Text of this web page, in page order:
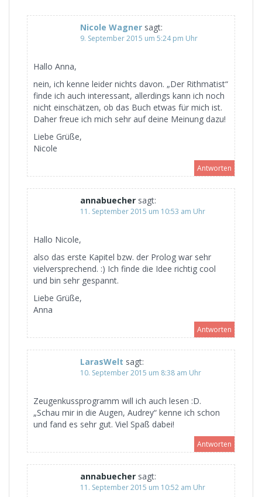
Nicole Wagner sagt:
9. September 2015 um 5:24 pm Uhr
Hallo Anna,
nein, ich kenne leider nichts davon. „Der Rithmatist“
finde ich auch interessant, allerdings kann ich noch
nicht einschätzen, ob das Buch etwas für mich ist.
Daher freue ich mich sehr auf deine Meinung dazu!
Liebe Grüße,
Nicole
Antworten
annabuecher sagt:
11. September 2015 um 10:53 am Uhr
Hallo Nicole,
also das erste Kapitel bzw. der Prolog war sehr
vielversprechend. :) Ich finde die Idee richtig cool
und bin sehr gespannt.
Liebe Grüße,
Anna
Antworten
LarasWelt sagt:
10. September 2015 um 8:38 am Uhr
Zeugenkussprogramm will ich auch lesen :D.
„Schau mir in die Augen, Audrey“ kenne ich schon
und fand es sehr gut. Viel Spaß dabei!
Antworten
annabuecher sagt:
11. September 2015 um 10:52 am Uhr